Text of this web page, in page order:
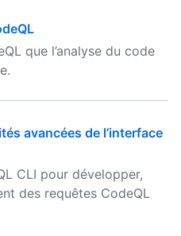
que l’analyse du code
avancées de l’interface
CLI pour développer,
des requêtes CodeQL